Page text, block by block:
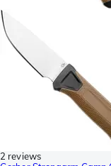
2 reviews